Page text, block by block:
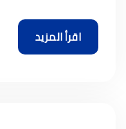
اقرأ المزيد